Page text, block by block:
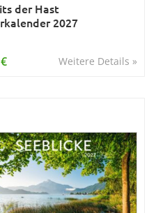
der Hast
2027
Weitere Details »